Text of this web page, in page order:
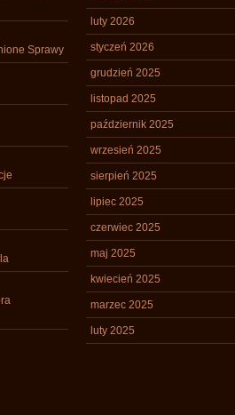
Sprawy
luty 2026
styczeń 2026
grudzień 2025
listopad 2025
październik 2025
wrzesień 2025
sierpień 2025
lipiec 2025
czerwiec 2025
maj 2025
kwiecień 2025
marzec 2025
luty 2025